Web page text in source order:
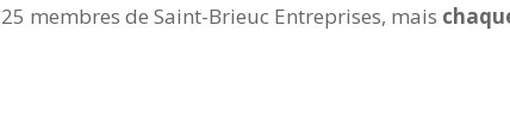
membres de Saint-Brieuc Entreprises, mais